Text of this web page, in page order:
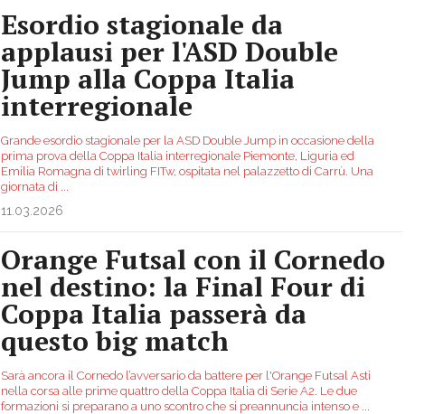
Esordio stagionale da
applausi per l'ASD Double
Jump alla Coppa Italia
interregionale
Grande esordio stagionale per la ASD Double Jump in occasione della
prima prova della Coppa Italia interregionale Piemonte, Liguria ed
Emilia Romagna di twirling FITw, ospitata nel palazzetto di Carrù. Una
giornata di
11.03.2026
Orange Futsal con il Cornedo
nel destino: la Final Four di
Coppa Italia passerà da
questo big match
Sarà ancora il Cornedo l’avversario da battere per l'Orange Futsal Asti
nella corsa alle prime quattro della Coppa Italia di Serie A2. Le due
formazioni si preparano a uno scontro che si preannuncia intenso e